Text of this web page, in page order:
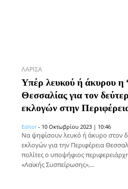
ΛΆΡΙΣΑ
Υπέρ λευκού ή άκυρου
Θεσσαλίας για τον
εκλογών στην
Editor - 10 Οκτωβρίου 2023 | 10:46
Να ψηφίσουν λευκό ή άκυρο στον
εκλογών για την Περιφέρεια
πολίτες ο υποψήφιος
«Λαϊκής Συσπείρωσης»,...